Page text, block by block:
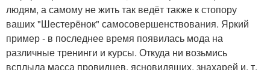
людям, а самому не жить так ведёт также к стопору
ваших "Шестерёнок" самосовершенствования. Яркий
пример - в последнее время появилась мода на
различные тренинги и курсы. Откуда ни возьмись
всплыла масса провидцев, ясновидящих, знахарей и. т.